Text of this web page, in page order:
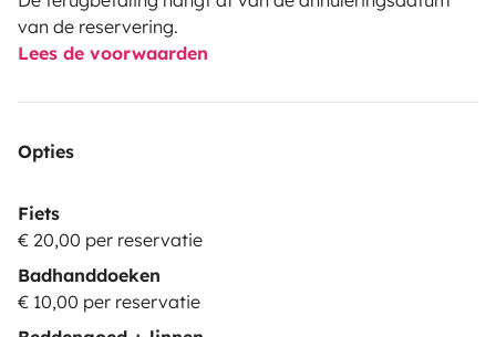
van de reservering.
Lees de voorwaarden
Opties
Fiets
€ 20,00 per reservatie
Badhanddoeken
€ 10,00 per reservatie